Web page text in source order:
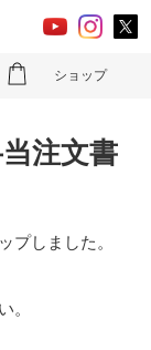
ショップ
注文書
プしました。
。